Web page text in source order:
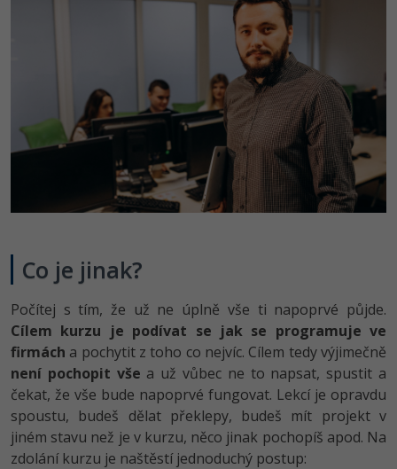
Co je jinak?
Počítej s tím, že už ne úplně vše ti napoprvé půjde.
Cílem kurzu je podívat se jak se programuje ve
firmách a pochytit z toho co nejvíc. Cílem tedy výjimečně
není pochopit vše a už vůbec ne to napsat, spustit a
čekat, že vše bude napoprvé fungovat. Lekcí je opravdu
spoustu, budeš dělat překlepy, budeš mít projekt v
jiném stavu než je v kurzu, něco jinak pochopíš apod. Na
zdolání kurzu je naštěstí jednoduchý postup: